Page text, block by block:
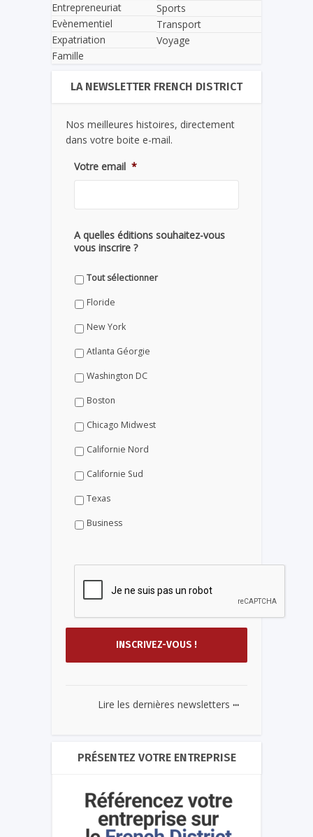
Entrepreneuriat
Evènementiel
Expatriation
Famille
Sports
Transport
Voyage
LA NEWSLETTER FRENCH DISTRICT
Nos meilleures histoires, directement
dans votre boite e-mail.
Votre email *
A quelles éditions souhaitez-vous
vous inscrire ?
Tout sélectionner
Floride
New York
Atlanta Géorgie
Washington DC
Boston
Chicago Midwest
Californie Nord
Californie Sud
Texas
Business
Lire les dernières newsletters ...
PRÉSENTEZ VOTRE ENTREPRISE